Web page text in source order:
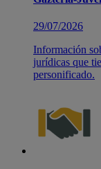
29/07/2026
Información
jurídicas que
personificado.